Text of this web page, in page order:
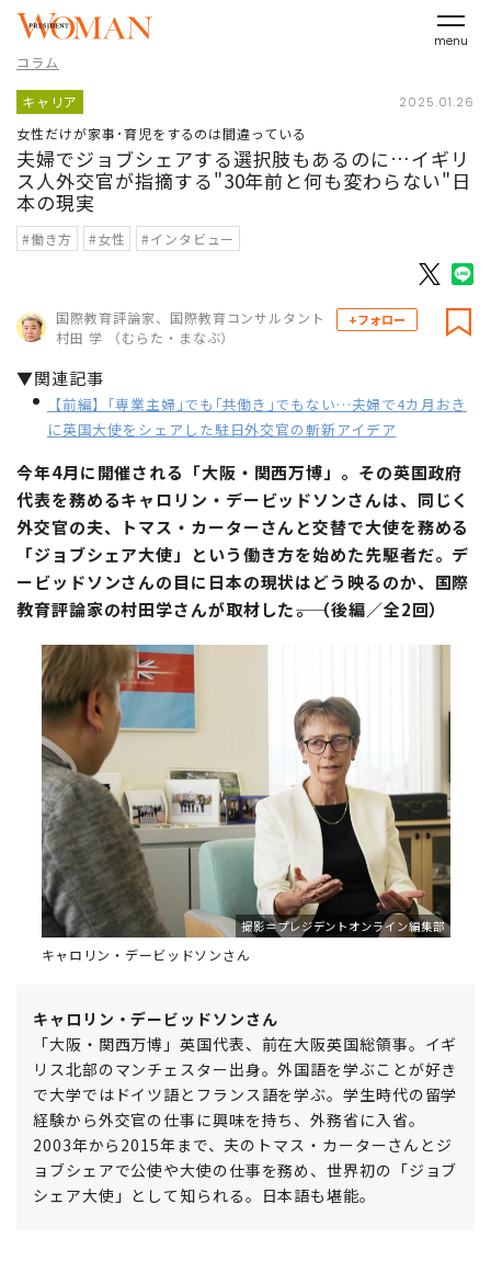
menu
コラム
キャリア 2025.01.26
女性だけが家事･育児をするのは間違っている
夫婦でジョブシェアする選択肢もあるのに…イギリ
ス人外交官が指摘する"30年前と何も変わらない"日
本の現実
#働き方 #女性 #インタビュー
国際教育評論家、国際教育コンサルタント
村田 学 （むらた・まなぶ）
+フォロー
▼関連記事
【前編】｢専業主婦｣でも｢共働き｣でもない…夫婦で4カ月おき
に英国大使をシェアした駐日外交官の斬新アイデア
今年4月に開催される「大阪・関西万博」。その英国政府
代表を務めるキャロリン・デービッドソンさんは、同じく
外交官の夫、トマス・カーターさんと交替で大使を務める
「ジョブシェア大使」という働き方を始めた先駆者だ。デ
ービッドソンさんの目に日本の現状はどう映るのか、国際
教育評論家の村田学さんが取材した――。（後編／全2回）
撮影＝プレジデントオンライン編集部
キャロリン・デービッドソンさん
キャロリン・デービッドソンさん
「大阪・関西万博」英国代表、前在大阪英国総領事。イギ
リス北部のマンチェスター出身。外国語を学ぶことが好き
で大学ではドイツ語とフランス語を学ぶ。学生時代の留学
経験から外交官の仕事に興味を持ち、外務省に入省。
2003年から2015年まで、夫のトマス・カーターさんとジ
ョブシェアで公使や大使の仕事を務め、世界初の「ジョブ
シェア大使」として知られる。日本語も堪能。